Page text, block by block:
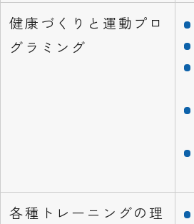
健康づくりと運動プロ
グラミング
各種トレーニングの理